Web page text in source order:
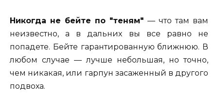
Никогда не бейте по "теням" — что там вам
неизвестно, а в дальних вы все равно не
попадете. Бейте гарантированную ближнюю. В
любом случае — лучше небольшая, но точно,
чем никакая, или гарпун засаженный в другого
подвоха.